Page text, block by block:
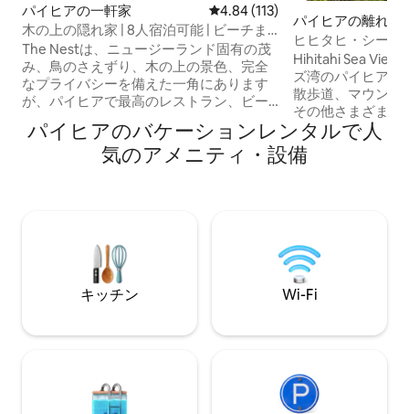
パイヒアの一軒家 レビュー113件、5つ星中4.84つ
4.84 (113)
木の上の隠れ家 | 8人宿泊可能 | ビーチま
で徒歩圏内
The Nestは、ニュージーランド固有の茂
み、鳥のさえずり、木の上の景色、完全
なプライバシーを備えた一角にあります
が、パイヒアで最高のレストラン、ビー
の変化？それとも森林での変化？どちら
かを選ぶ必要はありません。 寝室3部屋、
バスルーム2部屋、周囲を囲むデッキ、湾
イ・オブ・アイランドは、急ぐことも車
を運転することもなく、大切な人たちと
ニュージーランドで最も素晴らしい海岸
パイヒアの離れ
ヒヒタヒ・シー
プライベート・セ
Hihitahi Sea View
ズ湾のパイヒアに
散歩道、マウンテ
その他さまざまな
ィから選べるエリアです。
私道の先に、世界
たと想像できるプ
日が当たるバーベ
終わりを過ごすの
スポットです。
パイヒアのバケーションレンタルで人
気のアメニティ・設備
キッチン Wi-Fi